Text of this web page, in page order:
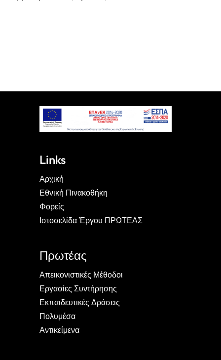
Links
Αρχική
Εθνική Πινακοθήκη
Φορείς
Ιστοσελίδα Έργου ΠΡΩΤΕΑΣ
Πρωτέας
Απεικονιστικές Μέθοδοι
Εργασίες Συντήρησης
Εκπαιδευτικές Δράσεις
Πολυμέσα
Αντικείμενα